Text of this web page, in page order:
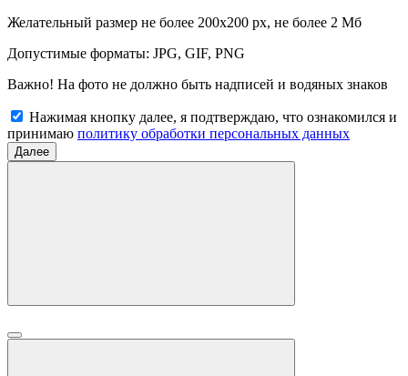
Желательный размер не более 200x200 px, не более 2 Мб
Допустимые форматы: JPG, GIF, PNG
Важно! На фото не должно быть надписей и водяных знаков
Нажимая кнопку далее, я подтверждаю, что ознакомился и
принимаю политику обработки персональных данных
Далее